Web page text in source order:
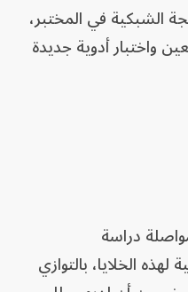
الشبكية في المختبر،
واختبار أدوية جديدة
دراسة
الخلايا، بالتوازي